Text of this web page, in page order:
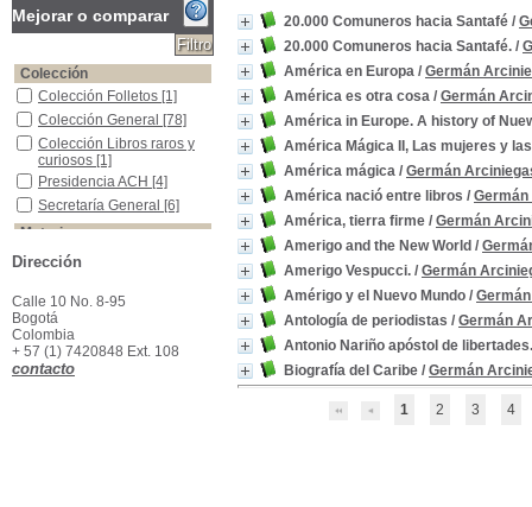
20.000 Comuneros hacia Santafé /
20.000 Comuneros hacia Santafé. /
América en Europa / Germán
América es otra cosa / Germán
América in Europe. A history of
América Mágica II, Las mujeres y
América mágica / Germán
América nació entre libros /
América, tierra firme / Germán
Amerigo and the New World /
Amerigo Vespucci. / Germán
Amérigo y el Nuevo Mundo /
Antología de periodistas / Germán
Antonio Nariño apóstol de libertades.
Biografía del Caribe / Germán
1 2 3 4
Mejorar o comparar
Colección
Colección Folletos
Colección Folletos [1]
Colección General
Colección General [78]
Colección Libros raros y curiosos
Colección Libros raros y
curiosos [1]
Presidencia ACH
Presidencia ACH [4]
Secretaría General
Secretaría General [6]
Materias
Insurrección de los comuneros, 1781
Insurrección de los
comuneros, 1781
América Latina -Civilización
América Latina -
Civilización[4]
Colombia--Historia--Colonia--1550-1810
Colombia--Historia--
Colonia--1550-1810[4]
España -Colonias -América - Administración
España -Colonias -
Dirección
Calle 10 No. 8-95
Bogotá
Colombia
+ 57 (1) 7420848 Ext. 108
contacto